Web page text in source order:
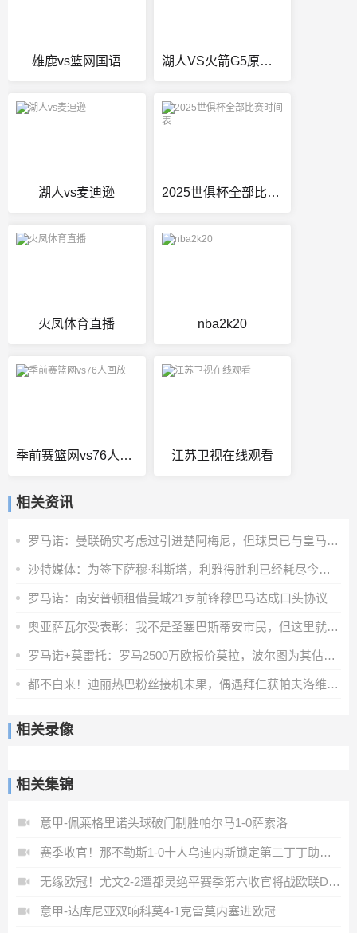
雄鹿vs篮网国语 湖人VS火箭G5原声回放
湖人vs麦迪逊 2025世俱杯全部比赛时间表
火凤体育直播 nba2k20
季前赛篮网vs76人回放 江苏卫视在线观看
相关资讯
罗马诺：曼联确实考虑过引进楚阿梅尼，但球员已与皇马完成续约
沙特媒体：为签下萨穆·科斯塔，利雅得胜利已经耗尽今夏转会预算
罗马诺：南安普顿租借曼城21岁前锋穆巴马达成口头协议
奥亚萨瓦尔受表彰：我不是圣塞巴斯蒂安市民，但这里就是我的家
罗马诺+莫雷托：罗马2500万欧报价莫拉，波尔图为其估价5000万欧
都不白来！迪丽热巴粉丝接机未果，偶遇拜仁获帕夫洛维奇等人签名
相关录像
相关集锦
意甲-佩莱格里诺头球破门制胜帕尔马1-0萨索洛
赛季收官！那不勒斯1-0十人乌迪内斯锁定第二丁丁助攻霍伊伦制胜
无缘欧冠！尤文2-2遭都灵绝平赛季第六收官将战欧联DV9双响
意甲-达库尼亚双响科莫4-1克雷莫内塞进欧冠